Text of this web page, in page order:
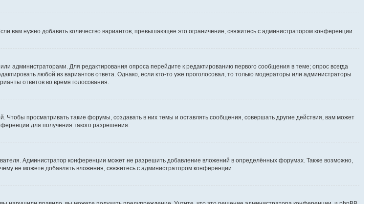
вам нужно добавить количество вариантов, превышающее это ограничение, свяжитесь с администратором конференции.
администраторами. Для редактирования опроса перейдите к редактированию первого сообщения в теме; опрос всегда
любой из вариантов ответа. Однако, если кто-то уже проголосовал, то только модераторы или администраторы
ответов во время голосования.
просматривать такие форумы, создавать в них темы и оставлять сообщения, совершать другие действия, вам может
для получения такого разрешения.
Администратор конференции может не разрешить добавление вложений в определённых форумах. Также возможно,
не можете добавлять вложения, свяжитесь с администратором конференции.